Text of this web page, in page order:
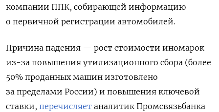
компании ППК, собирающей информацию
о первичной регистрации автомобилей.
Причина падения — рост стоимости иномарок
из-за повышения утилизационного сбора (более
50% проданных машин изготовлено
за пределами России) и повышения ключевой
ставки, перечисляет аналитик Промсвязьбанка